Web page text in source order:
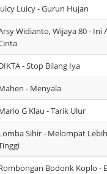
Luicy - Gurun Hujan
Widianto, Wijaya 80 - Ini
- Stop Bilang Iya
- Menyala
G Klau - Tarik Ulur
Sihir - Melompat Lebih
Bodonk Koplo -